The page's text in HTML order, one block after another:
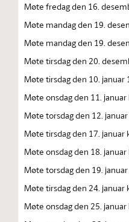
Møte fredag den 16.
Møte mandag den 19.
Møte mandag den 19.
Møte tirsdag den 20.
Møte tirsdag den 10. januar
Møte onsdag den 11. januar
Møte torsdag den 12. januar
Møte tirsdag den 17. januar
Møte onsdag den 18. januar
Møte torsdag den 19. januar
Møte tirsdag den 24. januar
Møte onsdag den 25. januar